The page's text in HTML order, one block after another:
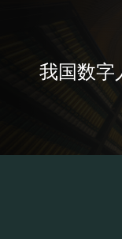
我国数字